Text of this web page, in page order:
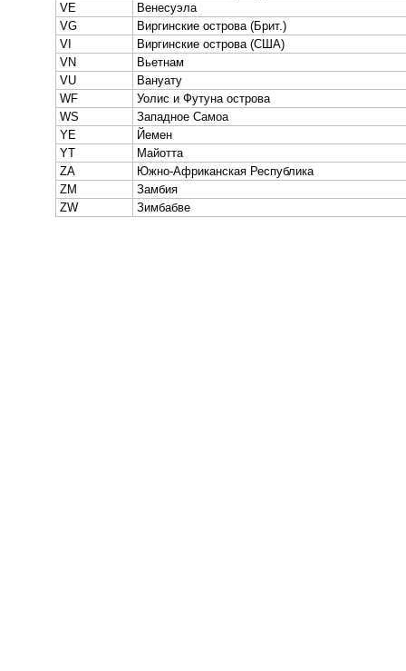
VE
Венесуэла
VG
Виргинские острова (Брит.)
VI
Виргинские острова (США)
VN
Вьетнам
VU
Вануату
WF
Уолис и Футуна острова
WS
Западное Самоа
YE
Йемен
YT
Майотта
ZA
Южно-Африканская Республика
ZM
Замбия
ZW
Зимбабве